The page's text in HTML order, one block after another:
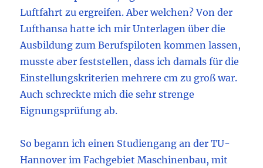
Luftfahrt zu ergreifen. Aber welchen? Von der
Lufthansa hatte ich mir Unterlagen über die
Ausbildung zum Berufspiloten kommen lassen,
musste aber feststellen, dass ich damals für die
Einstellungskriterien mehrere cm zu groß war.
Auch schreckte mich die sehr strenge
Eignungsprüfung ab.
So begann ich einen Studiengang an der TU-
Hannover im Fachgebiet Maschinenbau, mit